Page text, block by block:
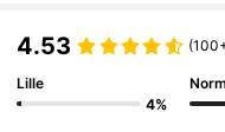
4.75
4.53
Lille
4%